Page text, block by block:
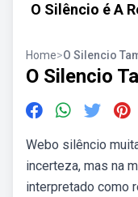
O Silêncio é A
Home>O Silencio
O Silencio
Webo silêncio
incerteza, mas na
interpretado como